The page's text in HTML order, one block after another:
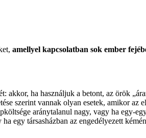
amellyel kapcsolatban sok ember
akkor, ha használjuk a betont, az örök
szerint vannak olyan esetek, amikor az
aránytalanul nagy, vagy ha egy-
egy társasházban az engedélyezett